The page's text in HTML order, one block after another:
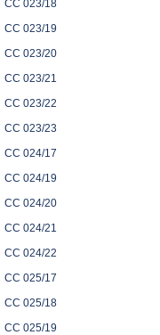
CC 023/18
CC 023/19
CC 023/20
CC 023/21
CC 023/22
CC 023/23
CC 024/17
CC 024/19
CC 024/20
CC 024/21
CC 024/22
CC 025/17
CC 025/18
CC 025/19